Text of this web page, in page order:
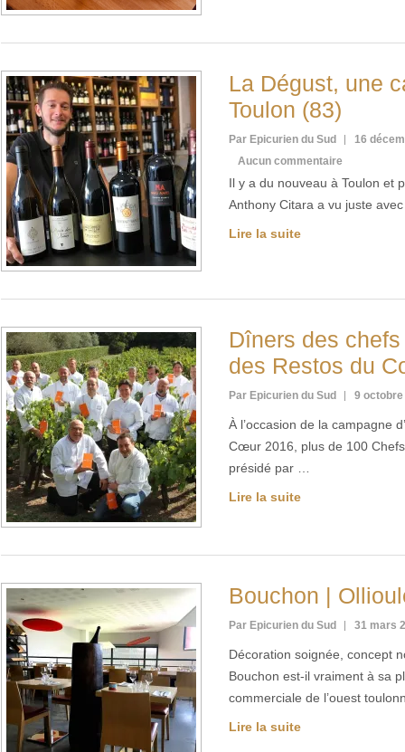
La Dégust, une
Toulon (83)
Par Epicurien du Sud
16
Aucun commentaire
Il y a du nouveau à Toulon et
Anthony Citara a vu juste
Lire la suite
Dîners des
des Restos du
Par Epicurien du Sud 9 octobre
À l’occasion de la campagne
Cœur 2016, plus de 100
présidé par …
Lire la suite
Bouchon |
Par Epicurien du Sud 31 mars
Décoration soignée, concept
Bouchon est-il vraiment à sa
commerciale de l’ouest
Lire la suite